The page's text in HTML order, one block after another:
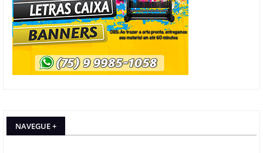
NAVEGUE +